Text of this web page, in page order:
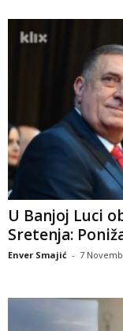
U Banjoj Luci
Sretenja:
Enver Smajić - 7